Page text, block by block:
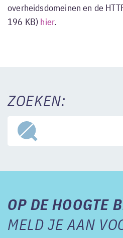
overheidsdomeinen en de
196 KB) hier.
ZOEKEN:
OP DE HOOGTE
MELD JE AAN